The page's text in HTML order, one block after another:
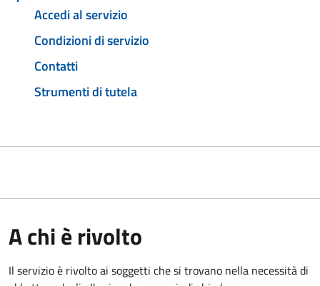
Accedi al servizio
Condizioni di servizio
Contatti
Strumenti di tutela
A chi è rivolto
Il servizio è rivolto ai soggetti che si trovano nella necessità di